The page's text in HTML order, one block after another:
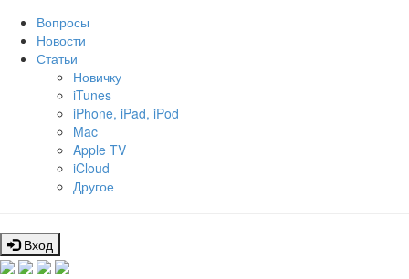
Вопросы
Новости
Статьи
Новичку
iTunes
iPhone, iPad, iPod
Mac
Apple TV
iCloud
Другое
Вход